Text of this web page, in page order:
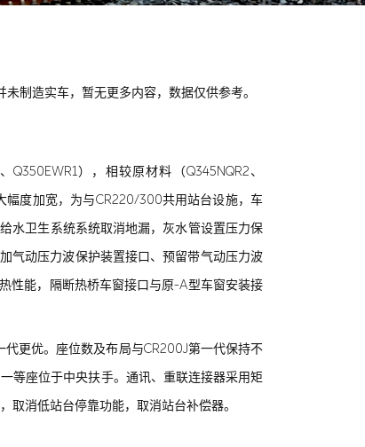
制造实车，暂无更多内容，数据仅供参考。
），相较原材料（Q345NQR2、
度加宽，为与CR220/300共用站台设施，车
水卫生系统系统取消地漏，灰水管设置压力保
气动压力波保护装置接口、预留带气动压力波
性能，隔断热桥车窗接口与原-A型车窗安装接
更优。座位数及布局与CR200J第一代保持不
等座位于中央扶手。通讯、重联连接器采用矩
消低站台停靠功能，取消站台补偿器。